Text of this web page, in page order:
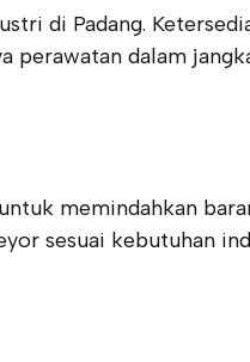
di Padang.
dalam
memindahkan
sesuai kebutuhan